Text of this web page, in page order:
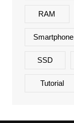
RAM
Smartphone
SSD
Tutorial